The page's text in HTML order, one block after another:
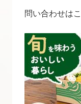
問い合わせは